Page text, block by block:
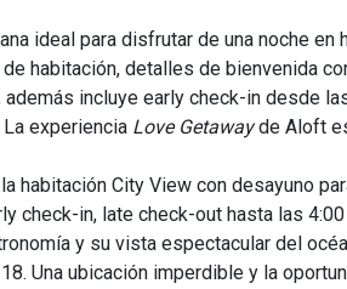
ideal para disfrutar de una noche en
habitación, detalles de bienvenida
incluye early check-in desde
experiencia Love Getawayde Aloft
habitación City View con desayuno
check-in, late check-out hasta las 4:00
y su vista espectacular del
Una ubicación imperdible y la